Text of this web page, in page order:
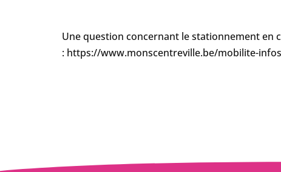
Une question concernant le stationnement en
: https://www.monscentreville.be/mobilite-